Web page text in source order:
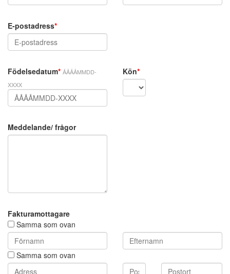
E-postadress*
Födelsedatum* ÅÅÅÅMMDD-
XXXX
Kön*
Meddelande/ frågor
Fakturamottagare
Samma som ovan
Samma som ovan